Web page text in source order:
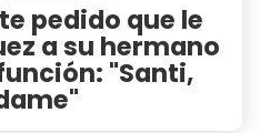
pedido que le
a su hermano
"Santi,